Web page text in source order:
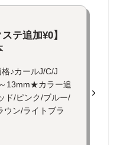
テ追加¥0】
♪カールJ/C/J
13mm★カラー追
ド/ピンク/ブルー/
ウン/ライトブラ